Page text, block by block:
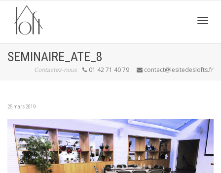
SEMINAIRE_ATE_8
Contactez-nous 01 42 71 40 79 contact@lesitedeslofts.fr
25 mars 2019